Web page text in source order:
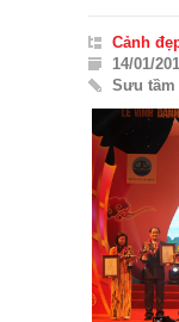
Cảnh
14/01/
Sưu